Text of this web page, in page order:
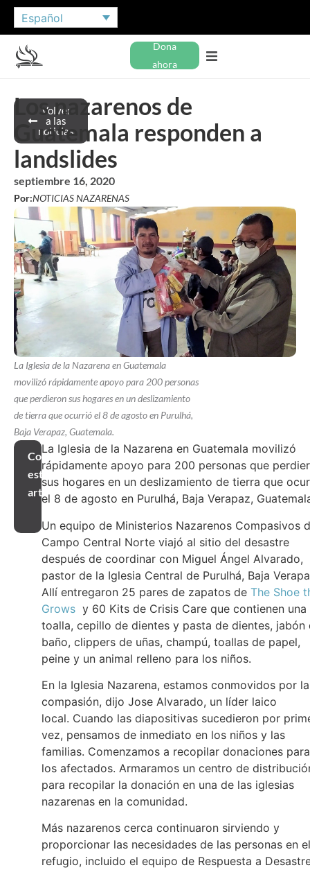
Español
Dona
ahora
Volver
a las
noticias
Los nazarenos de
Guatemala responden a
landslides
septiembre 16, 2020
Por:NOTICIAS NAZARENAS
La Iglesia de la Nazarena en Guatemala
movilizó rápidamente apoyo para 200 personas
que perdieron sus hogares en un deslizamiento
de tierra que ocurrió el 8 de agosto en Purulhá,
Baja Verapaz, Guatemala.
Compartir
este
artículo
La Iglesia de la Nazarena en Guatemala movilizó
rápidamente apoyo para 200 personas que
sus hogares en un deslizamiento de tierra que
el 8 de agosto en Purulhá, Baja Verapaz,
Un equipo de Ministerios Nazarenos Compasivos
Campo Central Norte viajó al sitio del desastre
después de coordinar con Miguel Ángel Alvarado,
pastor de la Iglesia Central de Purulhá, Baja
Allí entregaron 25 pares de zapatos de The Shoe
Grows y 60 Kits de Crisis Care que contienen una
toalla, cepillo de dientes y pasta de dientes, jabón
baño, clippers de uñas, champú, toallas de papel,
peine y un animal relleno para los niños.
En la Iglesia Nazarena, estamos conmovidos por la
compasión, dijo Jose Alvarado, un líder laico
local. Cuando las diapositivas sucedieron por
vez, pensamos de inmediato en los niños y las
familias. Comenzamos a recopilar donaciones para
los afectados. Armaramos un centro de
para recopilar la donación en una de las iglesias
nazarenas en la comunidad.
Más nazarenos cerca continuaron sirviendo y
proporcionar las necesidades de las personas en el
refugio, incluido el equipo de Respuesta a